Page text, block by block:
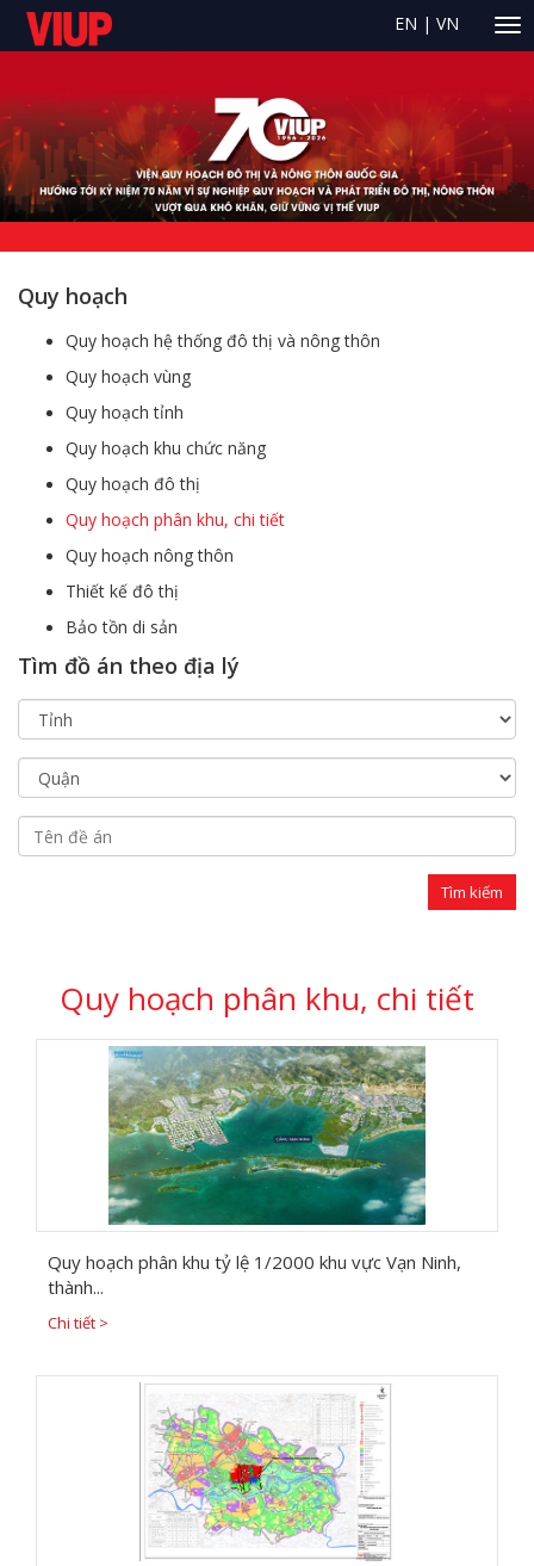
EN | VN
Quy hoạch
Quy hoạch hệ thống đô thị và nông thôn
Quy hoạch vùng
Quy hoạch tỉnh
Quy hoạch khu chức năng
Quy hoạch đô thị
Quy hoạch phân khu, chi tiết
Quy hoạch nông thôn
Thiết kế đô thị
Bảo tồn di sản
Tìm đồ án theo địa lý
Quy hoạch phân khu, chi tiết
Quy hoạch phân khu tỷ lệ 1/2000 khu vực Vạn Ninh,
thành...
Chi tiết >